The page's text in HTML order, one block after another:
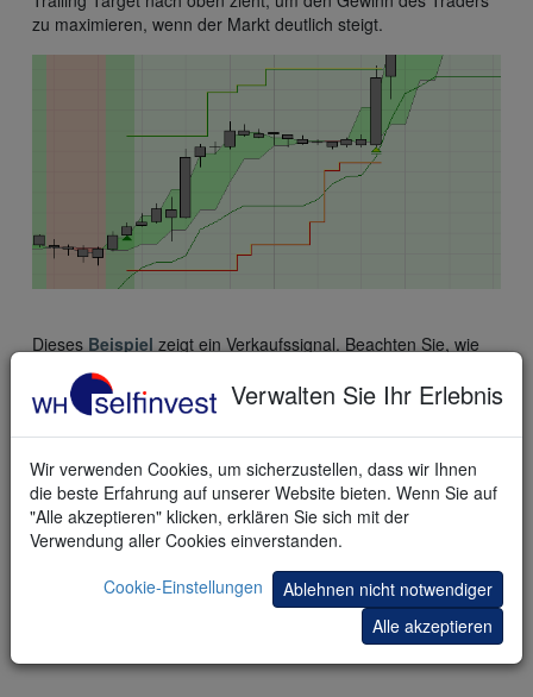
zu maximieren, wenn der Markt deutlich steigt.
Dieses Beispiel zeigt ein Verkaufssignal. Beachten Sie, wie
das Trailing Target nach unten zieht, um den Gewinn zu
maximieren, wenn der Markt deutlich fällt.Verwalten Sie Ihr Erlebnis
Wir verwenden Cookies, um sicherzustellen, dass wir Ihnen
die beste Erfahrung auf unserer Website bieten. Wenn Sie auf
"Alle akzeptieren" klicken, erklären Sie sich mit der
Verwendung aller Cookies einverstanden.
Cookie-Einstellungen
Ablehnen nicht notwendiger
Alle akzeptieren